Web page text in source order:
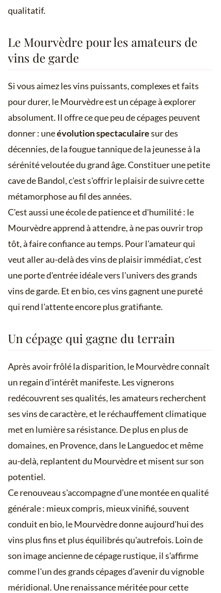
qualitatif.
Le Mourvèdre pour les amateurs de
vins de garde
Si vous aimez les vins puissants, complexes et faits
pour durer, le Mourvèdre est un cépage à explorer
absolument. Il offre ce que peu de cépages peuvent
donner : uneévolution spectaculairesur des
décennies, de la fougue tannique de la jeunesse à la
sérénité veloutée du grand âge. Constituer une petite
cave de Bandol, c'est s'offrir le plaisir de suivre cette
métamorphose au fil des années.
C'est aussi une école de patience et d'humilité : le
Mourvèdre apprend à attendre, à ne pas ouvrir trop
tôt, à faire confiance au temps. Pour l'amateur qui
veut aller au-delà des vins de plaisir immédiat, c'est
une porte d'entrée idéale vers l'univers des grands
vins de garde. Et en bio, ces vins gagnent une pureté
qui rend l'attente encore plus gratifiante.
Un cépage qui gagne du terrain
Après avoir frôlé la disparition, le Mourvèdre connaît
un regain d'intérêt manifeste. Les vignerons
redécouvrent ses qualités, les amateurs recherchent
ses vins de caractère, et le réchauffement climatique
met en lumière sa résistance. De plus en plus de
domaines, en Provence, dans le Languedoc et même
au-delà, replantent du Mourvèdre et misent sur son
potentiel.
Ce renouveau s'accompagne d'une montée en qualité
générale : mieux compris, mieux vinifié, souvent
conduit en bio, le Mourvèdre donne aujourd'hui des
vins plus fins et plus équilibrés qu'autrefois. Loin de
son image ancienne de cépage rustique, il s'affirme
comme l'un des grands cépages d'avenir du vignoble
méridional. Une renaissance méritée pour cette